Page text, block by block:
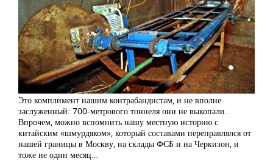
Это комплимент нашим контрабандистам, и не вполне
заслуженный: 700-метрового тоннеля они не выкопали.
Впрочем, можно вспомнить нашу местную историю с
китайским «шмурдяком», который составами переправлялся от
нашей границы в Москву, на склады ФСБ и на Черкизон, и
тоже не один месяц…